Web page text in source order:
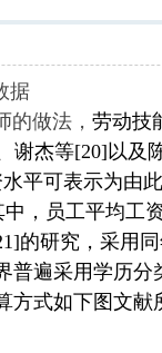
据
的做法，劳动技
谢杰等[20]以及
平可表示为由
，员工平均工
的研究，采用
普遍采用学历
方式如下图文献